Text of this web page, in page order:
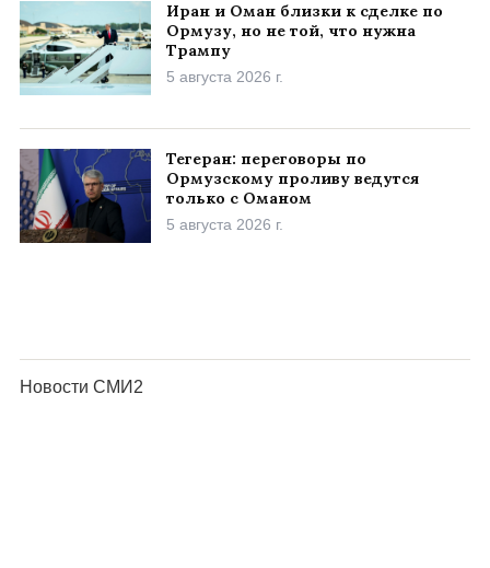
Иран и Оман близки к сделке по
Ормузу, но не той, что нужна
Трампу
5 августа 2026 г.
Тегеран: переговоры по
Ормузскому проливу ведутся
только с Оманом
5 августа 2026 г.